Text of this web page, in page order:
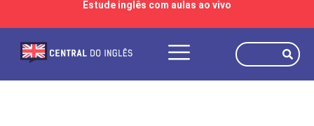
Estude inglês com aulas ao vivo